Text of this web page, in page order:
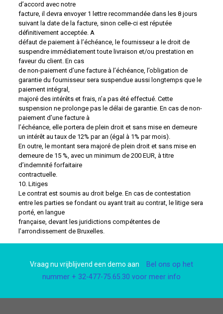
d’accord avec notre
facture, il devra envoyer 1 lettre recommandée dans les 8 jours
suivant la date de la facture, sinon celle-ci est réputée
définitivement acceptée. A
défaut de paiement à l’échéance, le fournisseur a le droit de
suspendre immédiatement toute livraison et/ou prestation en
faveur du client. En cas
de non-paiement d’une facture à l’échéance, l’obligation de
garantie du fournisseur sera suspendue aussi longtemps que le
paiement intégral,
majoré des intérêts et frais, n’a pas été effectué. Cette
suspension ne prolonge pas le délai de garantie. En cas de non-
paiement d’une facture à
l’échéance, elle portera de plein droit et sans mise en demeure
un intérêt au taux de 12% par an (égal à 1% par mois).
En outre, le montant sera majoré de plein droit et sans mise en
demeure de 15 %, avec un minimum de 200 EUR, à titre
d’indemnité forfaitaire
contractuelle.
10. Litiges
Le contrat est soumis au droit belge. En cas de contestation
entre les parties se fondant ou ayant trait au contrat, le litige sera
porté, en langue
française, devant les juridictions compétentes de
l’arrondissement de Bruxelles.
Vraag nu vrijblijvend een demo aan
Bel ons op het
nummer + 32-477-75.65.30 voor meer info